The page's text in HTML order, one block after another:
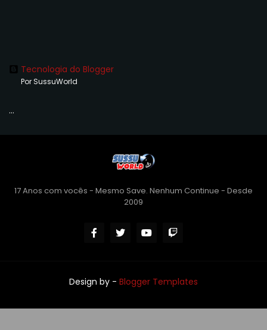
Tecnologia do Blogger
Por SussuWorld
...
17 Anos com vocês - Mesmo Save. Nenhum Continue - Desde
2009
Design by - Blogger Templates